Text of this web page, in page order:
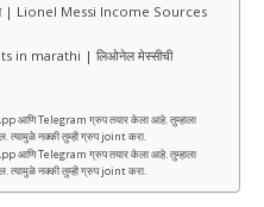
| Lionel Messi Income Sources
in marathi | लिओनेल मेस्सीची
आणि Telegram ग्रुप तयार केला आहे. तुम्हाला
त्यामुळे नक्की तुम्ही ग्रुप joint करा.
आणि Telegram ग्रुप तयार केला आहे. तुम्हाला
त्यामुळे नक्की तुम्ही ग्रुप joint करा.